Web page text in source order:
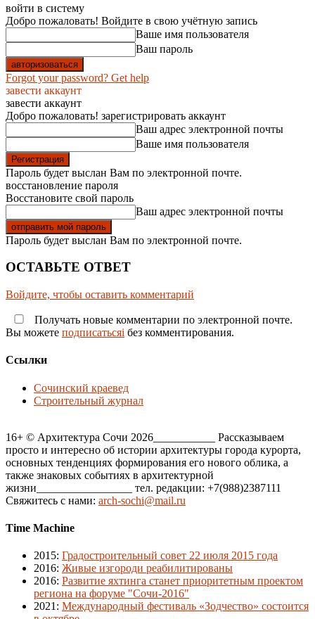
войти в систему
Добро пожаловать! Войдите в свою учётную запись
Ваше имя пользователя
Ваш пароль
Forgot your password? Get help
завести аккаунт
завести аккаунт
Добро пожаловать! зарегистрировать аккаунт
Ваш адрес электронной почты
Ваше имя пользователя
Пароль будет выслан Вам по электронной почте.
восстановление пароля
Восстановите свой пароль
Ваш адрес электронной почты
Пароль будет выслан Вам по электронной почте.
ОСТАВЬТЕ ОТВЕТ
Войдите, чтобы оставить комментарий
Получать новые комментарии по электронной почте.
Вы можете подписатьсяi без комментирования.
Ссылки
Сочинский краевед
Строительный журнал
16+ © Архитектура Сочи 2026___________ Рассказываем
просто и интересно об истории архитектуры города курорта,
основных тенденциях формирования его нового облика, а
также знаковых событиях в архитектурной
жизни_________________ тел. редакции: +7(988)2387111
Свяжитесь с нами: arch-sochi@mail.ru
Time Machine
2015: Градостроительный совет 22 июля 2015 года
2016: Живые изгороди реабилитированы
2016: Развитие яхтинга станет приоритетным проектом
региона на форуме "Сочи-2016"
2021 : Международный фестиваль «Зодчество» состоится